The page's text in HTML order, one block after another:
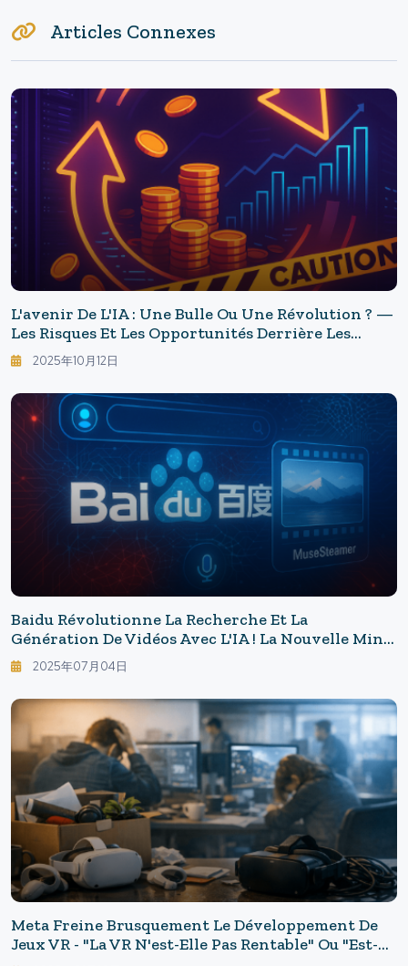
Articles Connexes
L'avenir De L'IA : Une Bulle Ou Une Révolution ? —
Les Risques Et Les Opportunités Derrière Les
Investissements Massifs
2025年10月12日
Baidu Révolutionne La Recherche Et La
Génération De Vidéos Avec L'IA ! La Nouvelle Mine
D'or Que Baidu Vise Après La Publicité
2025年07月04日
Meta Freine Brusquement Le Développement De
Jeux VR - "La VR N'est-Elle Pas Rentable" Ou "est-Ce